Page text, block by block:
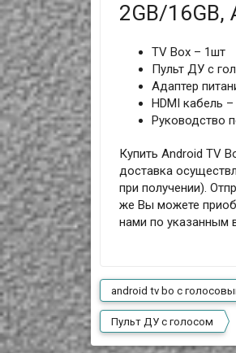
2GB/16GB,
TV Box – 1шт
Пульт ДУ с
Адаптер
HDMI кабель
Руководство
Купить Android TV
доставка
при получении).
же Вы можете
нами по указанным
android tv bo с
Пульт ДУ с голосом